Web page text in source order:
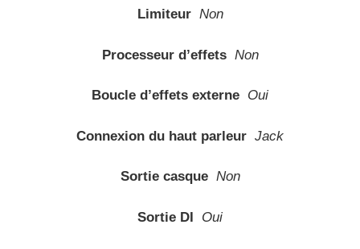
Limiteur Non
Processeur d’effets Non
Boucle d’effets externe Oui
Connexion du haut parleur Jack
Sortie casque Non
Sortie DI Oui